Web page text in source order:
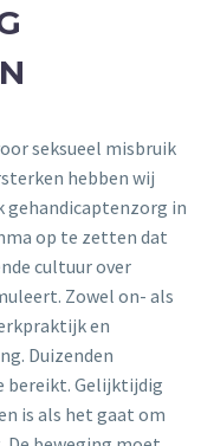
seksueel misbruik
hebben wij
gehandicaptenzorg in
op te zetten dat
cultuur over
Zowel on- als
en
Duizenden
bereikt. Gelijktijdig
is als het gaat om